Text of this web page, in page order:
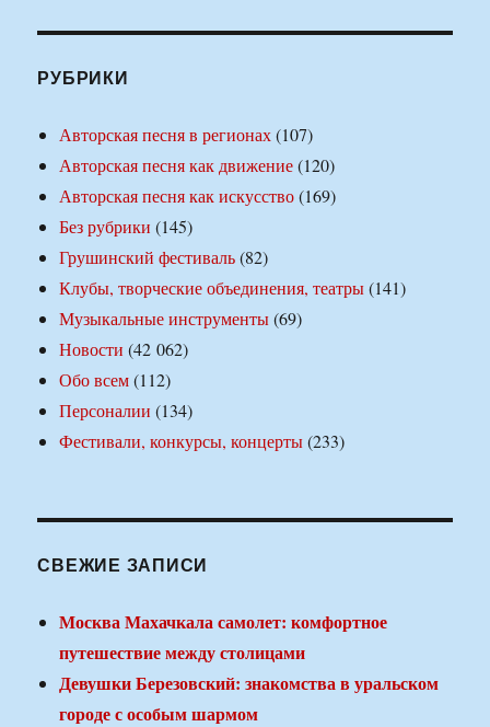
РУБРИКИ
Авторская песня в регионах(107)
Авторская песня как движение(120)
Авторская песня как искусство(169)
Без рубрики (145)
Грушинский фестиваль(82)
Клубы, творческие объединения, театры(141)
Музыкальные инструменты(69)
Новости (42 062)
Обо всем(112)
Персоналии (134)
Фестивали, конкурсы, концерты(233)
СВЕЖИЕ ЗАПИСИ
Москва Махачкала самолет: комфортное
путешествие между столицами
Девушки Березовский: знакомства в уральском
городе с особым шармом